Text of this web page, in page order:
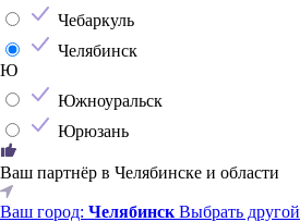
Чебаркуль
Челябинск
Ю
Южноуральск
Юрюзань
Ваш партнёр в Челябинске и области
Ваш город: Челябинск Выбрать другой